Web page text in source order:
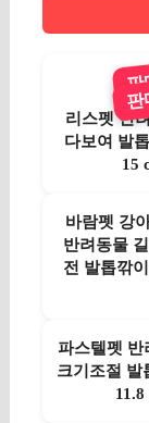
리스펫 반
다보여 발
15
바람펫 강
반려동물
전 발톱깎
파스텔펫 반
크기조절 발